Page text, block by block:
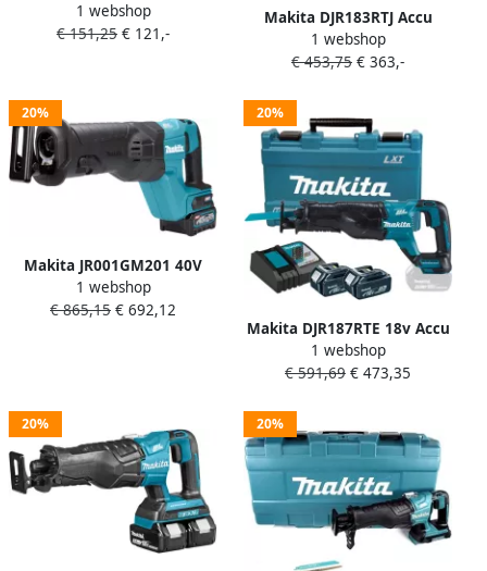
Reciprozaag | Zonder
accu&apos;s en lader in
1 webshop
€ 151,25 € 121,-
Makita DJR183RTJ Accu
reciprozaag LXT 18V 5.0Ah
Li-ion
1 webshop
€ 453,75 € 363,-
20%
Makita JR001GM201 40V
Max Reciprozaag 4 0 Ah
accu (2 st) lader Mbox
1 webshop
€ 865,15 € 692,12
20%
Makita DJR187RTE 18v Accu
Reciprozaag Koolborstelloos
| 5 0 Ah accu (2 st)
1 webshop
€ 591,69 € 473,35
20% 20%